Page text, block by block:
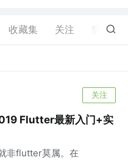
收藏集 关注 26
关注
Flutter最新入门+实
非flutter莫属。在